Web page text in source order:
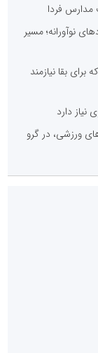
مدارس فردا
نوآورانه؛ مسیر
بقا نیازمند
نیاز دارد
ورزشی، در گرو